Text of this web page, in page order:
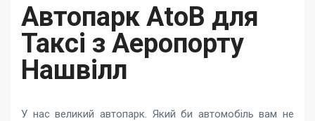
Автопарк AtoB для
Таксі з Аеропорту
Нашвілл
У нас великий автопарк. Який би автомобіль вам не